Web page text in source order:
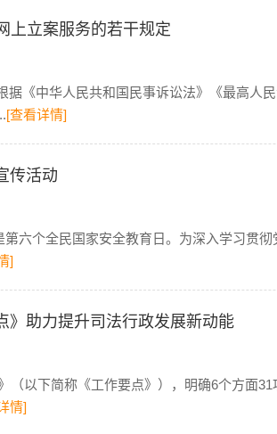
上立案服务的若干规定
《中华人民共和国民事诉讼法》《最高人
[查看详情]
传活动
六个全民国家安全教育日。为深入学习贯
]
》助力提升司法行政发展新动能
（以下简称《工作要点》），明确6个方面
情]